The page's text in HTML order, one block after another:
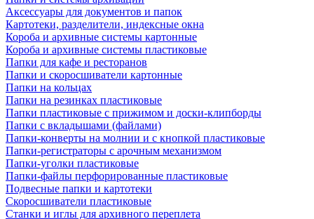
Аксессуары для документов и папок
Картотеки, разделители, индексные окна
Короба и архивные системы картонные
Короба и архивные системы пластиковые
Папки для кафе и ресторанов
Папки и скоросшиватели картонные
Папки на кольцах
Папки на резинках пластиковые
Папки пластиковые с прижимом и доски-клипборды
Папки с вкладышами (файлами)
Папки-конверты на молнии и с кнопкой пластиковые
Папки-регистраторы с арочным механизмом
Папки-уголки пластиковые
Папки-файлы перфорированные пластиковые
Подвесные папки и картотеки
Скоросшиватели пластиковые
Станки и иглы для архивного переплета